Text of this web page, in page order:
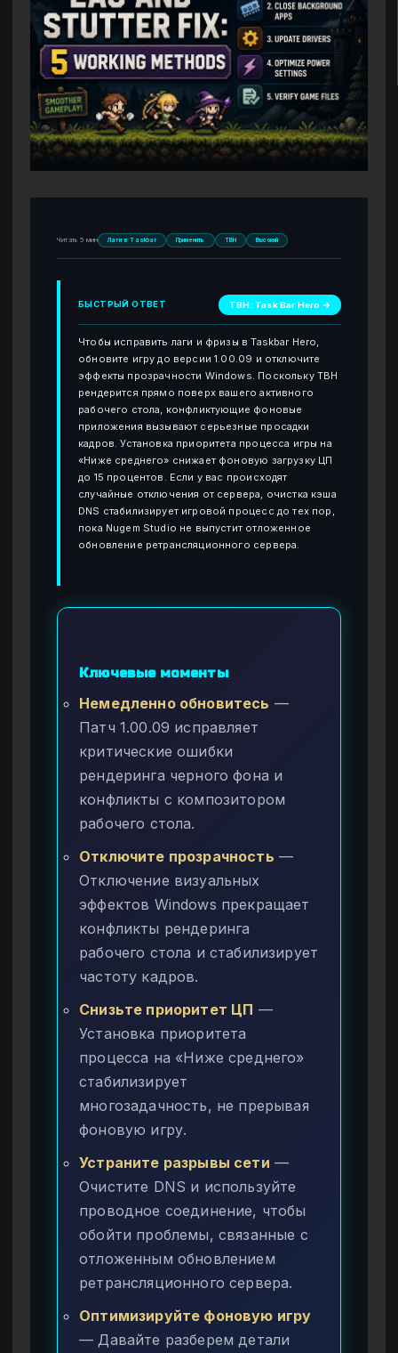
Читать 5 мин Лаги в Taskbar Применить TBH Высокий
БЫСТРЫЙ ОТВЕТ TBH: Task Bar Hero →
Чтобы исправить лаги и фризы в Taskbar Hero,
обновите игру до версии 1.00.09 и отключите
эффекты прозрачности Windows. Поскольку TBH
рендерится прямо поверх вашего активного
рабочего стола, конфликтующие фоновые
приложения вызывают серьезные просадки
кадров. Установка приоритета процесса игры на
«Ниже среднего» снижает фоновую загрузку ЦП
до 15 процентов. Если у вас происходят
случайные отключения от сервера, очистка кэша
DNS стабилизирует игровой процесс до тех пор,
пока Nugem Studio не выпустит отложенное
обновление ретрансляционного сервера.
Ключевые моменты
Немедленно обновитесь —
Патч 1.00.09 исправляет
критические ошибки
рендеринга черного фона и
конфликты с композитором
рабочего стола.
Отключите прозрачность —
Отключение визуальных
эффектов Windows прекращает
конфликты рендеринга
рабочего стола и стабилизирует
частоту кадров.
Снизьте приоритет ЦП —
Установка приоритета
процесса на «Ниже среднего»
стабилизирует
многозадачность, не прерывая
фоновую игру.
Устраните разрывы сети —
Очистите DNS и используйте
проводное соединение, чтобы
обойти проблемы, связанные с
отложенным обновлением
ретрансляционного сервера.
Оптимизируйте фоновую игру
— Давайте разберем детали